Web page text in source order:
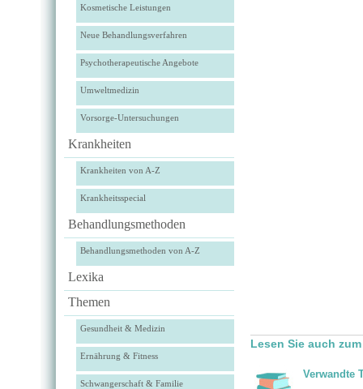
Kosmetische Leistungen
Neue Behandlungsverfahren
Psychotherapeutische Angebote
Umweltmedizin
Vorsorge-Untersuchungen
Krankheiten
Krankheiten von A-Z
Krankheitsspecial
Behandlungsmethoden
Behandlungsmethoden von A-Z
Lexika
Themen
Gesundheit & Medizin
Ernährung & Fitness
Schwangerschaft & Familie
Lesen Sie auch
Verwandte